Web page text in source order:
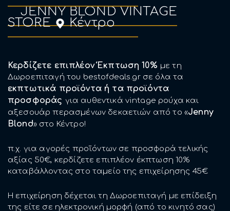
JENNY BLOND VINTAGE
STORE
Κέντρο
Κερδίζετε επιπλέον Έκπτωση 10% με τη
Δωροεπιταγή του bestofdeals.gr σε όλα τα
εκπτωτικά προϊόντα ή τα προϊόντα
προσφοράς για αυθεντικά vintage ρούχα και
αξεσουάρ περασμένων δεκαετιών από το «Jenny
Blond» στο Κέντρο!
π.χ. για αγορές προϊόντων σε προσφορά τελικής
αξίας 50€, κερδίζετε επιπλέον έκπτωση 10%
καταβάλλοντας στο ταμείο της επιχείρησης 45€
Η επιχείρηση δέχεται τη Δωροεπιταγή με επίδειξη
της είτε σε ηλεκτρονική μορφή (από το κινητό σας)